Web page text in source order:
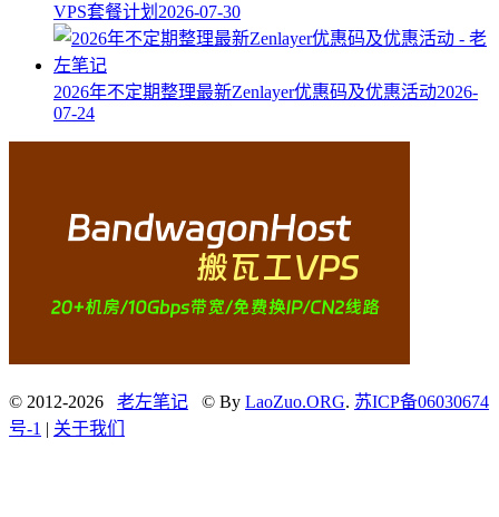
VPS套餐计划 2026-07-30
2026年不定期整理最新Zenlayer优惠码及优惠活动2026-
07-24
© 2012-2026 老左笔记 © By LaoZuo.ORG. 苏ICP备06030674
号-1 | 关于我们